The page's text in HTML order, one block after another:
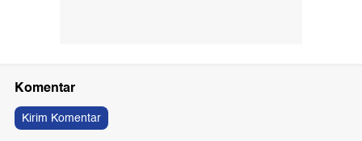
Komentar
Kirim Komentar